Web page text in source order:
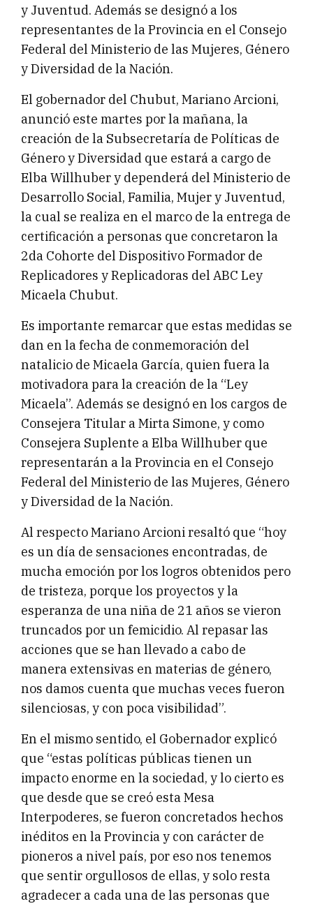
y Juventud. Además se designó a los
representantes de la Provincia en el Consejo
Federal del Ministerio de las Mujeres, Género
y Diversidad de la Nación.
El gobernador del Chubut, Mariano Arcioni,
anunció este martes por la mañana, la
creación de la Subsecretaría de Políticas de
Género y Diversidad que estará a cargo de
Elba Willhuber y dependerá del Ministerio de
Desarrollo Social, Familia, Mujer y Juventud,
la cual se realiza en el marco de la entrega de
certificación a personas que concretaron la
2da Cohorte del Dispositivo Formador de
Replicadores y Replicadoras del ABC Ley
Micaela Chubut.
Es importante remarcar que estas medidas se
dan en la fecha de conmemoración del
natalicio de Micaela García, quien fuera la
motivadora para la creación de la “Ley
Micaela”. Además se designó en los cargos de
Consejera Titular a Mirta Simone, y como
Consejera Suplente a Elba Willhuber que
representarán a la Provincia en el Consejo
Federal del Ministerio de las Mujeres, Género
y Diversidad de la Nación.
Al respecto Mariano Arcioni resaltó que “hoy
es un día de sensaciones encontradas, de
mucha emoción por los logros obtenidos pero
de tristeza, porque los proyectos y la
esperanza de una niña de 21 años se vieron
truncados por un femicidio. Al repasar las
acciones que se han llevado a cabo de
manera extensivas en materias de género,
nos damos cuenta que muchas veces fueron
silenciosas, y con poca visibilidad”.
En el mismo sentido, el Gobernador explicó
que “estas políticas públicas tienen un
impacto enorme en la sociedad, y lo cierto es
que desde que se creó esta Mesa
Interpoderes, se fueron concretados hechos
inéditos en la Provincia y con carácter de
pioneros a nivel país, por eso nos tenemos
que sentir orgullosos de ellas, y solo resta
agradecer a cada una de las personas que